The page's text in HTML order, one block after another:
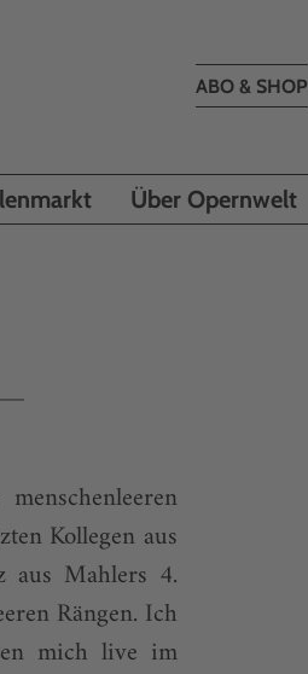
ABO & SHOP
Über Opernwelt
Kollegen aus
aus Mahlers 4.
Rängen. Ich
mich live im